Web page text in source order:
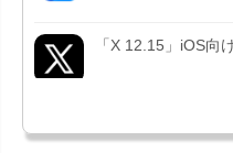
「X 12.15」iOS向
Liguid G...